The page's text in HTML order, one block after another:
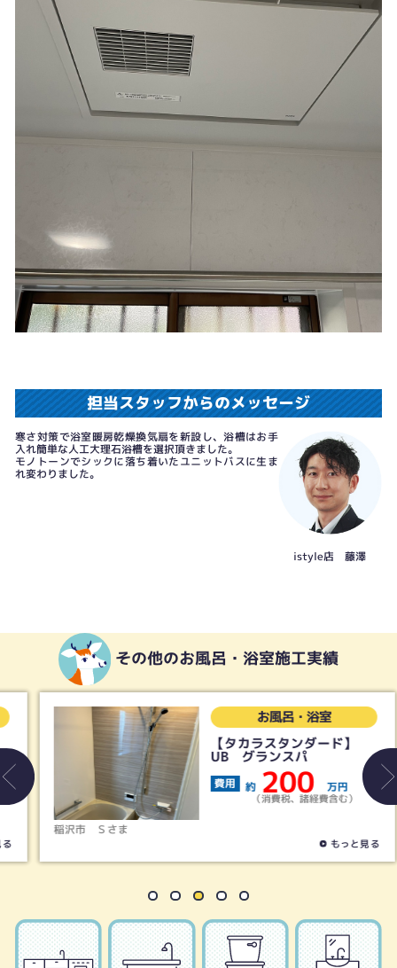
担当スタッフからのメッセージ
寒さ対策で浴室暖房乾燥換気扇を新設し、浴槽はお手
入れ簡単な人工大理石浴槽を選択頂きました。
モノトーンでシックに落ち着いたユニットバスに生ま
れ変わりました。
istyle店 藤澤
その他のお風呂・浴室施工実績
稲沢市 Ｓさま
お風呂・浴室
【タカラスタンダード】
UB グランスパ
費用 約 200 万円
（消費税、諸経費含む）
もっと見る